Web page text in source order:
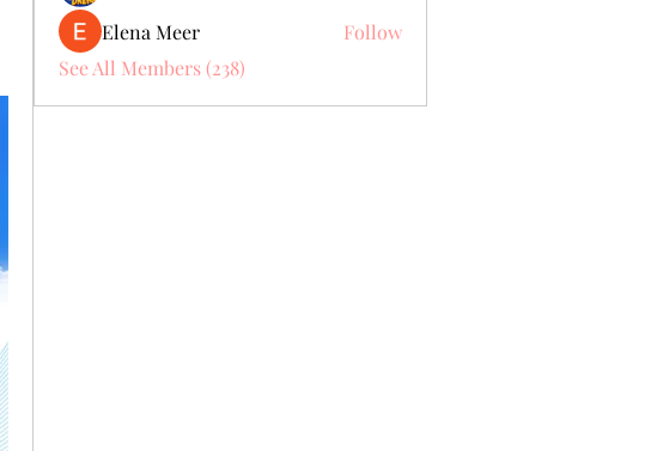
Elena Meer
Follow
See All Members (238)